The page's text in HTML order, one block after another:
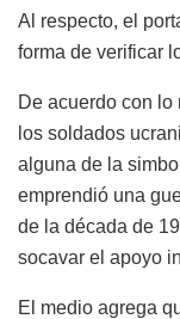
Al respecto, el
forma de verificar
De acuerdo con
los soldados
alguna de la
emprendió una
de la década de
socavar el apoyo
El medio agrega